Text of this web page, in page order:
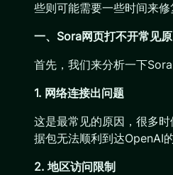
些则可能需要一些时间来
一、Sora网页打不开常见
首先，我们来分析一下
1. 网络连接出问题
这是最常见的原因，很多
据包无法顺利到达OpenAI的
2. 地区访问限制